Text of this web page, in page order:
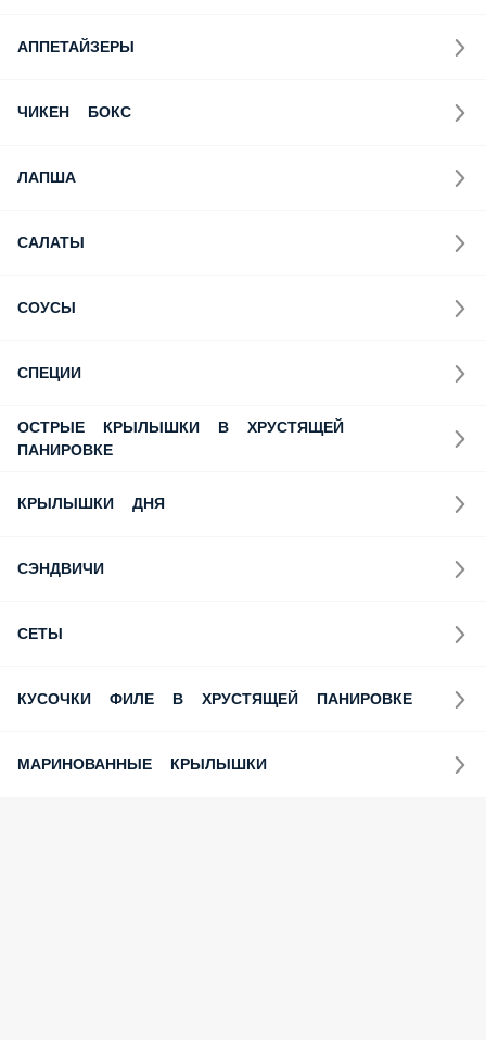
АППЕТАЙЗЕРЫ
ЧИКЕН БОКС
ЛАПША
САЛАТЫ
СОУСЫ
СПЕЦИИ
ОСТРЫЕ КРЫЛЫШКИ В ХРУСТЯЩЕЙ ПАНИРОВКЕ
КРЫЛЫШКИ ДНЯ
СЭНДВИЧИ
СЕТЫ
КУСОЧКИ ФИЛЕ В ХРУСТЯЩЕЙ ПАНИРОВКЕ
МАРИНОВАННЫЕ КРЫЛЫШКИ